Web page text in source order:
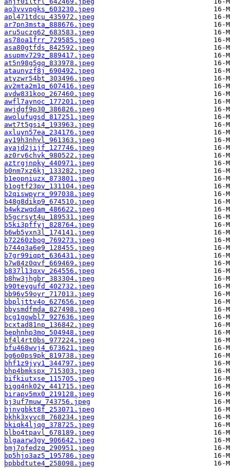
ao3vvvpgks_603230.jpeg
apl471tdcu_435972.jpeg
ar7pn3msta_888676.jpeg
aru5uczg62_683583.jpeg
as78oa1frr_729585.jpeg
asa80gtfds_842592.jpeg
asupmv729z_889417.jpeg
at5n98g5gq_833978.jpeg
ataunyzf8j_690492.jpeg
atyzwr54bt_303496.jpeg
av2mta2m1q_607416.jpeg
avdw831koo_267460.jpeg
awfl7aynoc_177201.jpeg
awjdgf9p30_386826.jpeg
awolufugsd_817251.jpeg
awt7t5gsi4_193963.jpeg
axluyn57ea_234176.jpeg
ay19h3nhvl_961363.jpeg
ayajd2jijf_127746.jpeg
az0rv6chvk_980522.jpeg
aztrgjnpky_440971.jpeg
b0nm7xz6kj_133282.jpeg
b1eopniuzx_873801.jpeg
b1ogtf23pv_131104.jpeg
b2qiswpyrx_997038.jpeg
b48g8dikp9_674510.jpeg
b4wkzwqdam_486622.jpeg
b5gcrsyt4u_189531.jpeg
b5ki3pffyj_828764.jpeg
b6wb5yxn3l_174141.jpeg
b72260zbog_769273.jpeg
b744q3a6e9_128455.jpeg
b7gr99iqpt_636431.jpeg
b7w84z0qvf_669469.jpeg
b837l13qxv_264556.jpeg
b8hw3jhgbr_383304.jpeg
b90teygufd_402732.jpeg
bb96v59oyr_717013.jpeg
bbpljttv4o_627656.jpeg
bbysmdfmda_827498.jpeg
bcg1gowbl7_927636.jpeg
bcxtad81np_136842.jpeg
bephnhp3mo_504948.jpeg
bf4l4rt0bs_977224.jpeg
bfu468wvj4_673621.jpeg
bg6o0ps9pk_819738.jpeg
bhf1z9jyy1_344797.jpeg
bhp4bmkspx_715303.jpeg
bifkiutxse_115705.jpeg
bigq4nk02y_441715.jpeg
birapv5mx0_219128.jpeg
bj3uf7muw_743756.jpeg
bjnvgbkt8f_253071.jpeg
bkhk3xyvc8_768234.jpeg
bkiqk4ljqg_378725.jpeg
blbo4tpavl_678189.jpeg
blgaarw3gy_906642.jpeg
bmj7ofedzq_290951.jpeg
bp5hjo3az5_195786.jpeg
bpbbdtute4_258098.jpeg